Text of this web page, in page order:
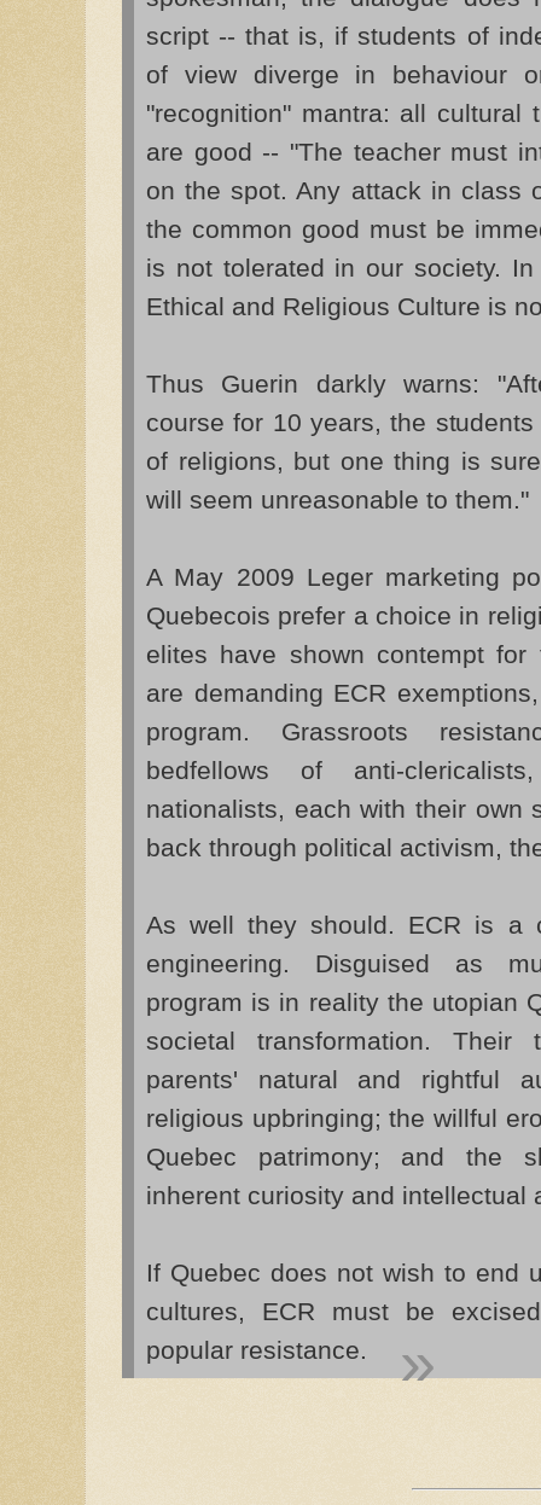
script -- that is, if students of
of view diverge in behaviour
"recognition" mantra: all cultural
are good -- "The teacher must
on the spot. Any attack in class
the common good must be
is not tolerated in our society.
Ethical and Religious Culture is
Thus Guerin darkly warns:
course for 10 years, the
of religions, but one thing is
will seem unreasonable to them."
A May 2009 Leger marketing
Quebecois prefer a choice in
elites have shown contempt
are demanding ECR
program. Grassroots
bedfellows of anti-
nationalists, each with their own
back through political activism,
As well they should. ECR is a
engineering. Disguised as
program is in reality the utopian
societal transformation.
parents' natural and rightful
religious upbringing; the willful
Quebec patrimony; and the
inherent curiosity and intellectual
If Quebec does not wish to end
cultures, ECR must be
popular resistance.